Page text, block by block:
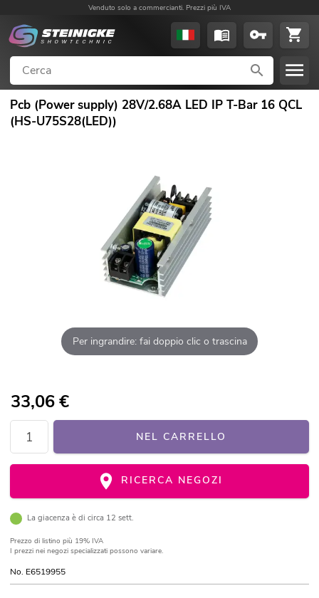
Venduto solo a commercianti. Prezzi più IVA
Pcb (Power supply) 28V/2.68A LED IP T-Bar 16 QCL
(HS-U75S28(LED))
Per ingrandire: fai doppio clic o trascina
33,06€
NEL CARRELLO
RICERCA NEGOZI
La giacenza è di circa 12 sett.
Prezzo di listino più 19% IVA
I prezzi nei negozi specializzati possono variare.
No. E6519955